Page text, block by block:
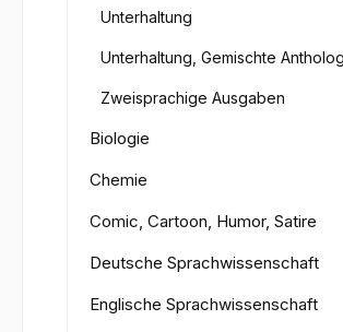
Unterhaltung
Unterhaltung, Gemischte
Zweisprachige Ausgaben
Biologie
Chemie
Comic, Cartoon, Humor, Satire
Deutsche Sprachwissenschaft
Englische Sprachwissenschaft